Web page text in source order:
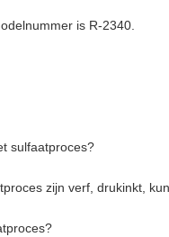
is R-2340.
sulfaatproces?
zijn verf, drukinkt,